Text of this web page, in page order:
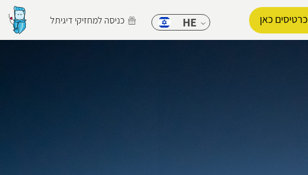
כרטיסים כאן כניסה למחזיקי דיגיתל HE